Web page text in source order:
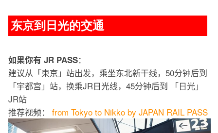
东京到日光的交通
如果你有 JR PASS：
建议从「東京」站出发，乘坐东北新干线，50分钟后到
「宇都宫」站，换乘JR日光线，45分钟后到 「日光」
JR站
推荐视频： from Tokyo to Nikko by JAPAN RAIL PASS